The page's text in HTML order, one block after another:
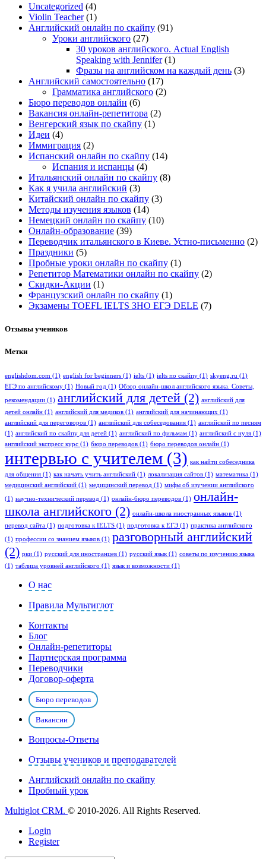
Uncategorized (4)
Violin Teacher(1)
Английский онлайн по скайпу (91)
Уроки английского (27)
30 уроков английского. Actual English
Speaking with Jennifer(1)
Фразы на английском на каждый день (3)
Английский самостоятельно (17)
Грамматика английского (2)
Бюро переводов онлайн (6)
Вакансия онлайн-репетитора (2)
Венгерский язык по скайпу (1)
Идеи (4)
Иммиграция (2)
Испанский онлайн по скайпу (14)
Испания и испанцы (4)
Итальянский онлайн по скайпу (8)
Как я учила английский (3)
Китайский онлайн по скайпу (3)
Методы изучения языков (14)
Немецкий онлайн по скайпу (10)
Онлайн-образование (39)
Переводчик итальянского в Киеве. Устно-письменно (2)
Праздники (5)
Пробные уроки онлайн по скайпу (1)
Репетитор Математики онлайн по скайпу (2)
Скидки-Акции (1)
Французский онлайн по скайпу (1)
Экзамены TOEFL IELTS ЗНО ЕГЭ DELE (7)
Отзывы учеников
Метки
englishdom.com (1) english for beginners (1) ielts (1) ielts по скайпу (1) skyeng.ru (1)
ЕГЭ по английскому (1) Новый год (1) Обзор онлайн-школ английского языка. Советы,
рекомендации (1) английский для детей (2) английский для
детей онлайн (1) английский для медиков (1) английский для начинающих (1)
английский для переговоров (1) английский для собеседования (1) английский по песням
(1) английский по скайпу для детей (1) английский по фильмам (1) английский с нуля (1)
английский экспресс курс (1) бюро переводов (1) бюро переводов онлайн (1)
интервью с учителем (3) как найти собеседника
для общения (1) как начать учить английский (1) локализация сайтов (1) математика (1)
медицинский английский (1) медицинский перевод (1) мифы об изучении английского
(1) научно-технический перевод (1) онлайн-бюро переводов (1) онлайн-
школа английского (2) онлайн-школа иностранных языков (1)
перевод сайта (1) подготовка к IELTS (1) подготовка к ЕГЭ (1) практика английского
(1) профессии со знанием языков (1) разговорный английский
(2) рки (1) русский для иностранцев (1) русский язык (1) советы по изучению языка
(1) таблица уровней английского (1) язык и возможности (1)
О нас
Правила Мультиглот
Контакты
Блог
Онлайн-репетиторы
Партнерская программа
Переводчики
Договор-оферта
Бюро переводов
Вакансии
Вопросы-Ответы
Отзывы учеников и преподавателей
Английский онлайн по скайпу
Пробный урок
Multiglot CRM. © 2010-2026. All Rights Reserved.
Login
Register